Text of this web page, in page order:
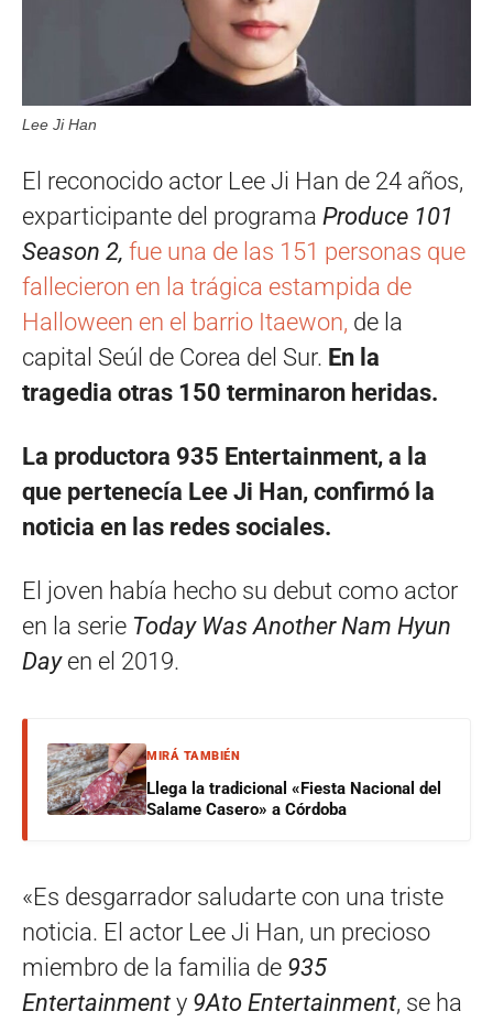
Lee Ji Han
El reconocido actor Lee Ji Han de 24 años,
exparticipante del programa Produce 101
Season 2, fue una de las 151 personas que
fallecieron en la trágica estampida de
Halloween en el barrio Itaewon, de la
capital Seúl de Corea del Sur. En la
tragedia otras 150 terminaron heridas.
La productora 935 Entertainment, a la
que pertenecía Lee Ji Han, confirmó la
noticia en las redes sociales.
El joven había hecho su debut como actor
en la serie Today Was Another Nam Hyun
Dayen el 2019.
MIRÁ TAMBIÉN
Llega la tradicional «Fiesta Nacional del
Salame Casero» a Córdoba
«Es desgarrador saludarte con una triste
noticia. El actor Lee Ji Han, un precioso
miembro de la familia de 935
Entertainment y 9Ato Entertainment, se ha